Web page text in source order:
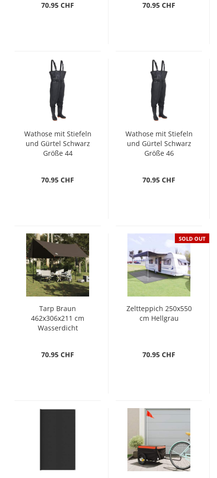
70.95 CHF 70.95 CHF
Wathose mit Stiefeln
und Gürtel Schwarz
Größe 44
70.95 CHF
Wathose mit Stiefeln
und Gürtel Schwarz
Größe 46
70.95 CHF
Tarp Braun
462x306x211 cm
Wasserdicht
70.95 CHF
SOLD OUT
Zeltteppich 250x550
cm Hellgrau
70.95 CHF